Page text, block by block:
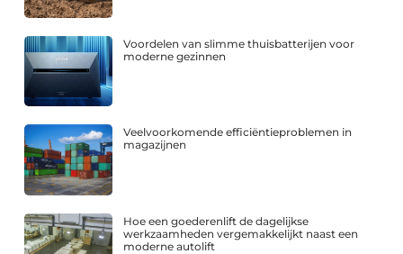
Voordelen van slimme thuisbatterijen voor
moderne gezinnen
Veelvoorkomende efficiëntieproblemen in
magazijnen
Hoe een goederenlift de dagelijkse
werkzaamheden vergemakkelijkt naast een
moderne autolift